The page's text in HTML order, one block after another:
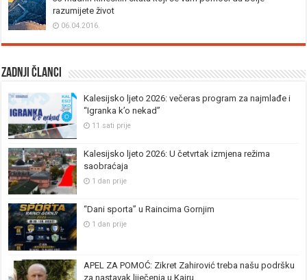
razumijete život
06.04.2016.
Zadnji članci
Kalesijsko ljeto 2026: večeras program za najmlađe i
“Igranka k’o nekad”
11 sati prije
Kalesijsko ljeto 2026: U četvrtak izmjena režima
saobraćaja
1 dan prije
“Dani sporta” u Raincima Gornjim
1 dan prije
APEL ZA POMOĆ: Zikret Zahirović treba našu podršku
za nastavak liječenja u Kairu